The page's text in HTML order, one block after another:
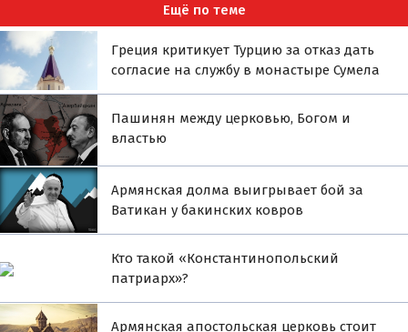
Ещё по теме
Греция критикует Турцию за отказ дать
согласие на службу в монастыре Сумела
Пашинян между церковью, Богом и
властью
Армянская долма выигрывает бой за
Ватикан у бакинских ковров
Кто такой «Константинопольский
патриарх»?
Армянская апостольская церковь стоит